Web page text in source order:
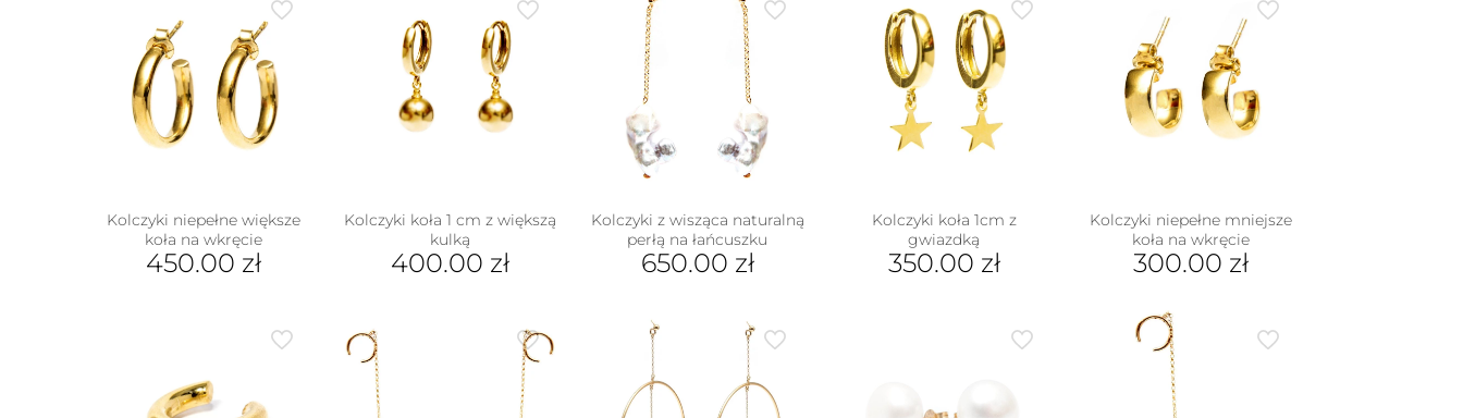
Kolczyki niepełne większe
koła na wkręcie
450.00 zł
Kolczyki koła 1 cm z większą
kulką
400.00 zł
Kolczyki z wisząca naturalną
perłą na łańcuszku
650.00 zł
Kolczyki koła 1cm z
gwiazdką
350.00 zł
Kolczyki niepełne mniejsze
koła na wkręcie
300.00 zł